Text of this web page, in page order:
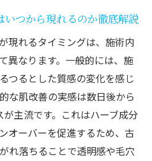
いつから現れるのか徹底解説
現れるタイミングは、施術内
異なります。一般的には、施
つるとした質感の変化を感じ
な肌改善の実感は数日後から
主流です。これはハーブ成分
オーバーを促進するため、古
れ落ちることで透明感や毛穴